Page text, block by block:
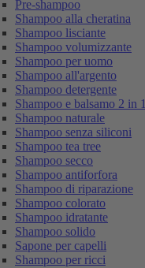
Pre-shampoo
Shampoo alla cheratina
Shampoo lisciante
Shampoo volumizzante
Shampoo per uomo
Shampoo all'argento
Shampoo detergente
Shampoo e balsamo 2 in 1
Shampoo naturale
Shampoo senza siliconi
Shampoo tea tree
Shampoo secco
Shampoo antiforfora
Shampoo di riparazione
Shampoo colorato
Shampoo idratante
Shampoo solido
Sapone per capelli
Shampoo per ricci